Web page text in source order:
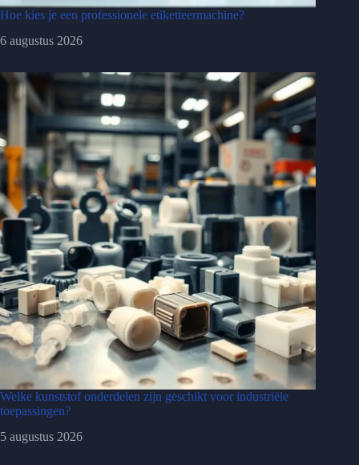
Hoe kies je een professionele etiketteermachine?
6 augustus 2026
Welke kunststof onderdelen zijn geschikt voor industriële
toepassingen?
5 augustus 2026